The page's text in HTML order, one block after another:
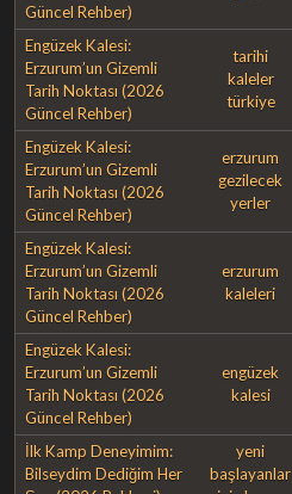
Güncel Rehber)
Engüzek Kalesi:
Erzurum’un Gizemli
Tarih Noktası (2026
Güncel Rehber)
tarihi
kaleler
türkiye
Engüzek Kalesi:
Erzurum’un Gizemli
Tarih Noktası (2026
Güncel Rehber)
erzurum
gezilecek
yerler
Engüzek Kalesi:
Erzurum’un Gizemli
Tarih Noktası (2026
Güncel Rehber)
erzurum
kaleleri
Engüzek Kalesi:
Erzurum’un Gizemli
Tarih Noktası (2026
Güncel Rehber)
engüzek
kalesi
İlk Kamp Deneyimim:
Bilseydim Dediğim Her
yeni
başlayanlar